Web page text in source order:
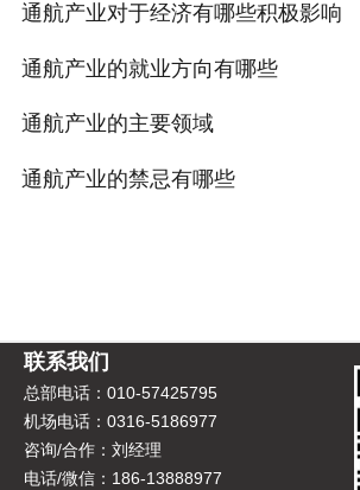
通航产业对于经济有哪些积极影响
通航产业的就业方向有哪些
通航产业的主要领域
通航产业的禁忌有哪些
联系我们
总部电话：010-57425795
机场电话：0316-5186977
咨询/合作：刘经理
电话/微信：186-13888977